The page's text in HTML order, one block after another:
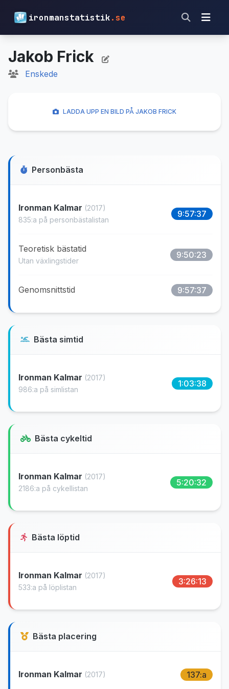
ironmanstatistik.se
Jakob Frick
Enskede
Personbästa
Ironman Kalmar (2017)
835:a på personbästalistan
9:57:37
Teoretisk bästatid
Utan växlingstider
9:50:23
Genomsnittstid 9:57:37
Bästa simtid
Ironman Kalmar (2017)
986:a på simlistan
1:03:38
Bästa cykeltid
Ironman Kalmar (2017)
2186:a på cykellistan
5:20:32
Bästa löptid
Ironman Kalmar (2017)
533:a på löplistan
3:26:13
Bästa placering
Ironman Kalmar (2017) 137:a
LADDA UPP EN BILD PÅ JAKOB FRICK